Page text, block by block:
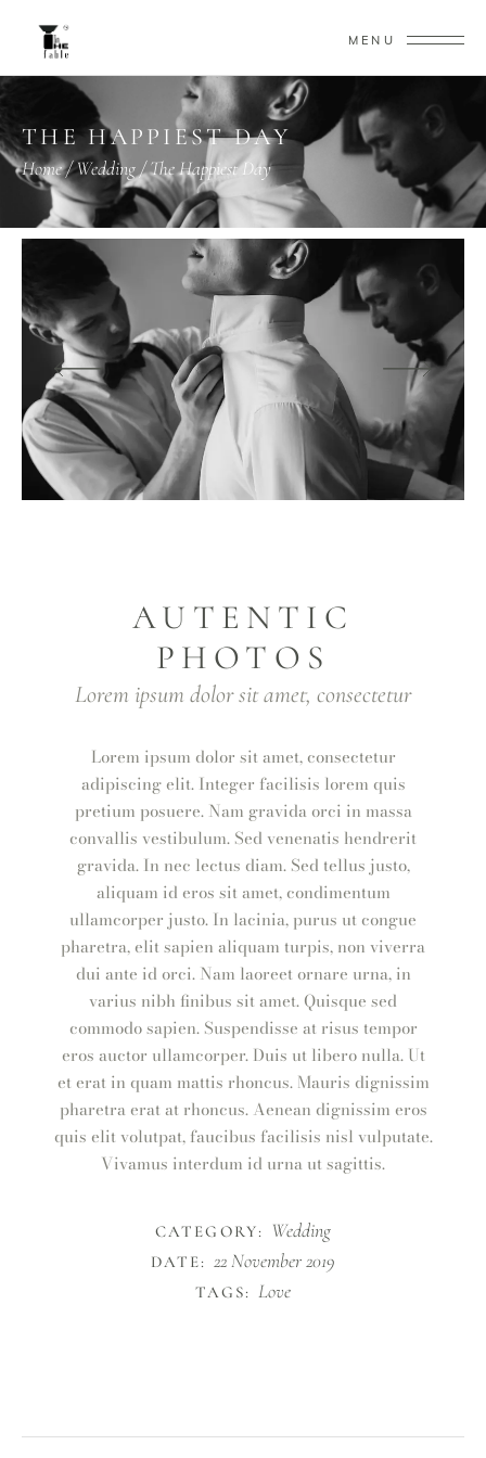
MENU
THE HAPPIEST DAY
Home/Wedding/The Happiest Day
AUTENTIC
PHOTOS
Lorem ipsum dolor sit amet, consectetur
Lorem ipsum dolor sit amet, consectetur
adipiscing elit. Integer facilisis lorem quis
pretium posuere. Nam gravida orci in massa
convallis vestibulum. Sed venenatis hendrerit
gravida. In nec lectus diam. Sed tellus justo,
aliquam id eros sit amet, condimentum
ullamcorper justo. In lacinia, purus ut congue
pharetra, elit sapien aliquam turpis, non viverra
dui ante id orci. Nam laoreet ornare urna, in
varius nibh finibus sit amet. Quisque sed
commodo sapien. Suspendisse at risus tempor
eros auctor ullamcorper. Duis ut libero nulla. Ut
et erat in quam mattis rhoncus. Mauris dignissim
pharetra erat at rhoncus. Aenean dignissim eros
quis elit volutpat, faucibus facilisis nisl vulputate.
Vivamus interdum id urna ut sagittis.
CATEGORY: Wedding
DATE: 22 November 2019
TAGS: Love